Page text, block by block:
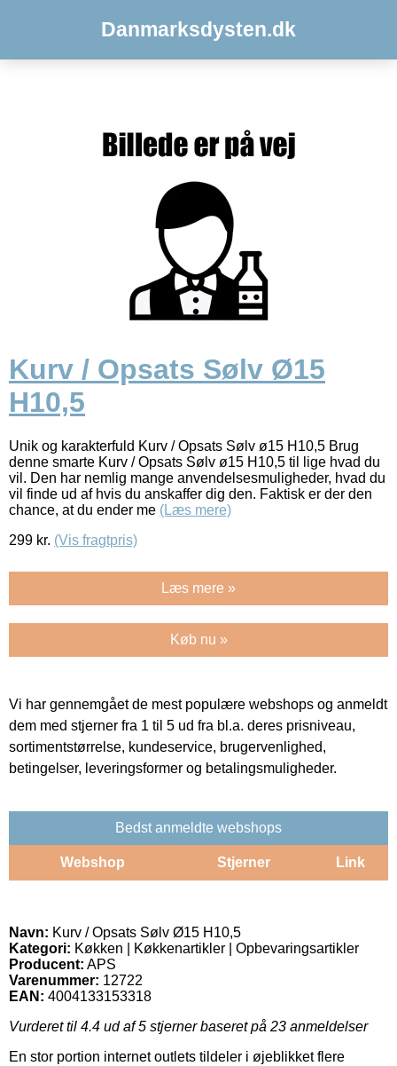
Danmarksdysten.dk
Kurv / Opsats Sølv Ø15
H10,5
Unik og karakterfuld Kurv / Opsats Sølv ø15 H10,5 Brug
denne smarte Kurv / Opsats Sølv ø15 H10,5 til lige hvad du
vil. Den har nemlig mange anvendelsesmuligheder, hvad du
vil finde ud af hvis du anskaffer dig den. Faktisk er der den
chance, at du ender me (Læs mere)
299 kr. (Vis fragtpris)
Læs mere »
Køb nu »
Vi har gennemgået de mest populære webshops og anmeldt
dem med stjerner fra 1 til 5 ud fra bl.a. deres prisniveau,
sortimentstørrelse, kundeservice, brugervenlighed,
betingelser, leveringsformer og betalingsmuligheder.
Bedst anmeldte webshops
Webshop Stjerner Link
Navn: Kurv / Opsats Sølv Ø15 H10,5
Kategori: Køkken | Køkkenartikler | Opbevaringsartikler
Producent: APS
Varenummer: 12722
EAN: 4004133153318
Vurderet til 4.4 ud af 5 stjerner baseret på 23 anmeldelser
En stor portion internet outlets tildeler i øjeblikket flere